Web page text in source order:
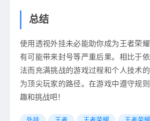
总结
使用透视外挂未必能助你成为王者荣
有可能带来封号等严重后果。相比于
法而充满挑战的游戏过程和个人技术
为顶尖玩家的路径。在游戏中遵守规
趣和挑战吧！